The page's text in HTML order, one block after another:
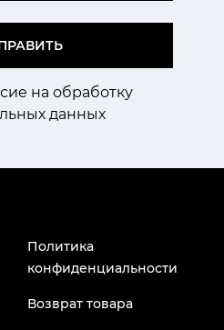
на обработку
данных
Политика
конфиденциальности
Возврат товара